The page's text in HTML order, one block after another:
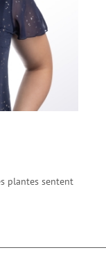
plantes sentent